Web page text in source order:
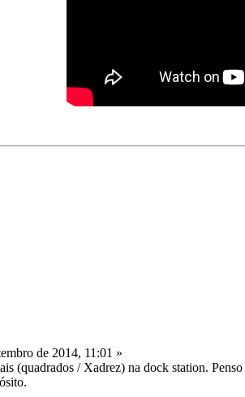
de 2014, 11:01 »
(quadrados / Xadrez) na dock station.